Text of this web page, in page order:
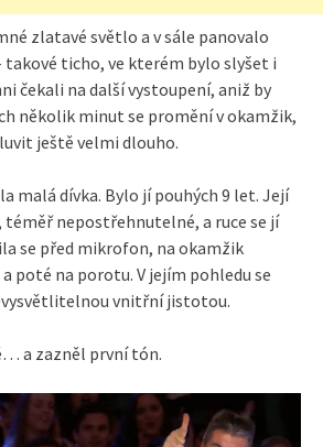
zlatavé světlo a v sále panovalo
ticho, ve kterém bylo slyšet i
čekali na další vystoupení, aniž by
několik minut se promění v okamžik,
ještě velmi dlouho.
malá dívka. Bylo jí pouhých 9 let. Její
téměř nepostřehnutelné, a ruce se jí
se před mikrofon, na okamžik
poté na porotu. V jejím pohledu se
vnitřní jistotou.
a zazněl první tón.